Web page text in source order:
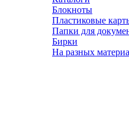
Блокноты
Пластиковые
Папки для
Бирки
На разных